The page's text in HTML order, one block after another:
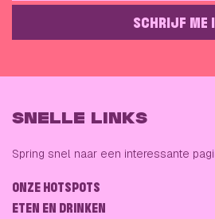
GELIEVE DIT VELD LEEG TE LATEN
SCHRIJF ME
SNELLE LINKS
Spring snel naar een interessante
ONZE HOTSPOTS
ETEN EN DRINKEN